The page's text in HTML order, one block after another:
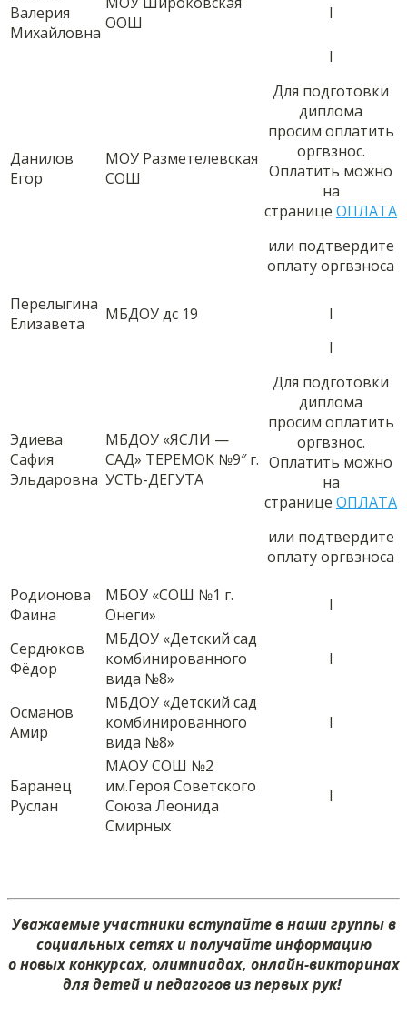
Валерия
Михайловна ООШ
I
Данилов
Егор
МОУ Разметелевская
СОШ
I
Для подготовки
диплома
просим оплатить
оргвзнос.
Оплатить можно
на
странице ОПЛАТА
или подтвердите
оплату оргвзноса
Перелыгина
Елизавета
МБДОУ дс 19 I
Эдиева
Сафия
Эльдаровна
МБДОУ «ЯСЛИ —
САД» ТЕРЕМОК №9″ г.
УСТЬ-ДЕГУТА
I
Для подготовки
диплома
просим оплатить
оргвзнос.
Оплатить можно
на
странице ОПЛАТА
или подтвердите
оплату оргвзноса
Родионова
Фаина
МБОУ «СОШ №1 г.
Онеги»
I
Сердюков
Фёдор
МБДОУ «Детский сад
комбинированного
вида №8»
I
Османов
Амир
МБДОУ «Детский сад
комбинированного
вида №8»
I
Баранец
Руслан
МАОУ СОШ №2
им.Героя Советского
Союза Леонида
Смирных
I
Уважаемые участники вступайте в наши группы в
социальных сетях и получайте информацию
о новых конкурсах, олимпиадах, онлайн-викторинах
для детей и педагогов из первых рук!